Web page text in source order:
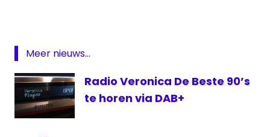
vormgeving
Meer nieuws...
Radio Veronica De Beste 90’s
te horen via DAB+